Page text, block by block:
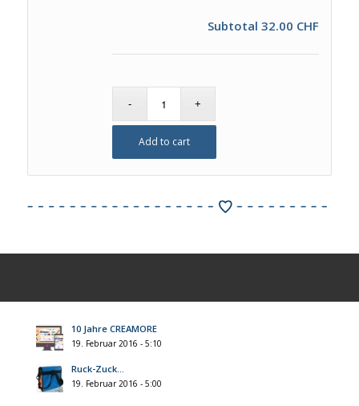
Subtotal32.00 CHF
Add to cart
10 Jahre CREAMORE
19. Februar 2016 - 5:10
Ruck-Zuck…
19. Februar 2016 - 5:00